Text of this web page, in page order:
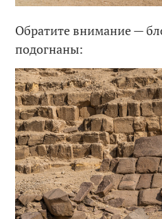
Обратите внимание —
подогнаны: